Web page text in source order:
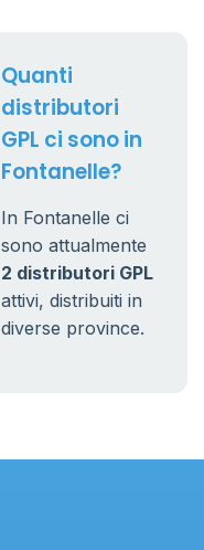
Quanti
distributori
GPL ci sono in
Fontanelle?
In Fontanelle ci
sono attualmente
2 distributori GPL
attivi, distribuiti in
diverse province.